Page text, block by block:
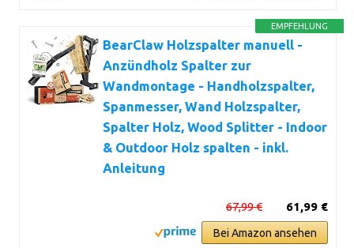
EMPFEHLUNG
BearClaw Holzspalter manuell -
Anzündholz Spalter zur
Wandmontage - Handholzspalter,
Spanmesser, Wand Holzspalter,
Spalter Holz, Wood Splitter - Indoor
& Outdoor Holz spalten - inkl.
Anleitung
61,99 €
67,99 €
Bei Amazon ansehen